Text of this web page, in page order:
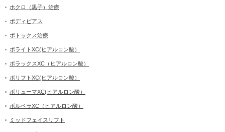
ホクロ（黒子）治療
ボディピアス
ボトックス治療
ボライトXC(ヒアルロン酸）
ボラックスXC（ヒアルロン酸）
ボリフトXC(ヒアルロン酸）
ボリューマXC(ヒアルロン酸）
ボルベラXC（ヒアルロン酸）
ミッドフェイスリフト